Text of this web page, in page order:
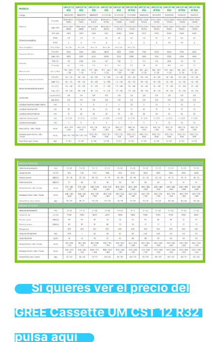
Si quieres ver el precio del
GREE Cassette UM CST 12 R32
pulsa aquí